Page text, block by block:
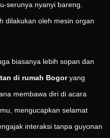
serunya nyanyi bareng.
dilakukan oleh mesin organ
biasanya lebih sopan dan
di rumah Bogoryang
membawa diri di acara
mengucapkan selamat
interaksi tanpa guyonan